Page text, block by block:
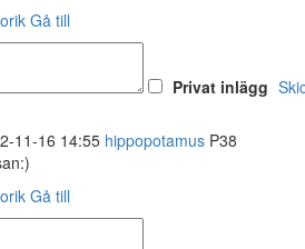
Gå till
Privat inlägg
11-16 14:55 hippopotamus P38
Gå till